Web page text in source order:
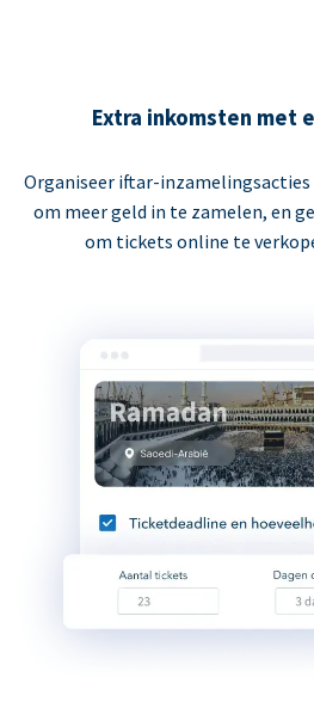
Extra inkomsten met
Organiseer iftar-inzamelingsacties
om meer geld in te zamelen, en
om tickets online te